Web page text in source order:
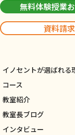
無料体験授業
資料請求
イノセントが選ばれる
コース
教室紹介
教室長ブログ
インタビュー